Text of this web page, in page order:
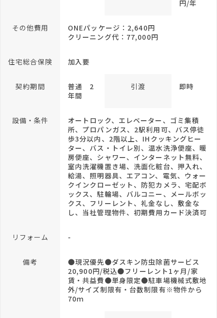
円/年
その他費用
ONEパッケージ：2,640円
クリーニング代：77,000円
住宅総合保険 加入要
契約期間
普通 2
年間
引渡 即時
設備・条件
オートロック、エレベーター、ゴミ集積
所、プロパンガス、2駅利用可、バス停徒
歩3分以内、2階以上、IHクッキングヒー
ター、バス・トイレ別、温水洗浄便座、暖
房便座、シャワー、インターネット無料、
室内洗濯機置き場、洗面化粧台、押入れ、
給湯、照明器具、エアコン、電気、ウォー
クインクローゼット、防犯カメラ、宅配ボ
ックス、駐輪場、バルコニー、メールボッ
クス、フリーレント、礼金なし、敷金な
し、当社管理物件、初期費用カード決済可
リフォーム -
備考
●現況優先●ダスキン防虫除菌サービス
20,900円/税込●フリーレント1ヶ月/家
賃・共益費●単身限定●駐車場機械式敷地
外/サイズ制限有・台数制限有※物件から
70ｍ